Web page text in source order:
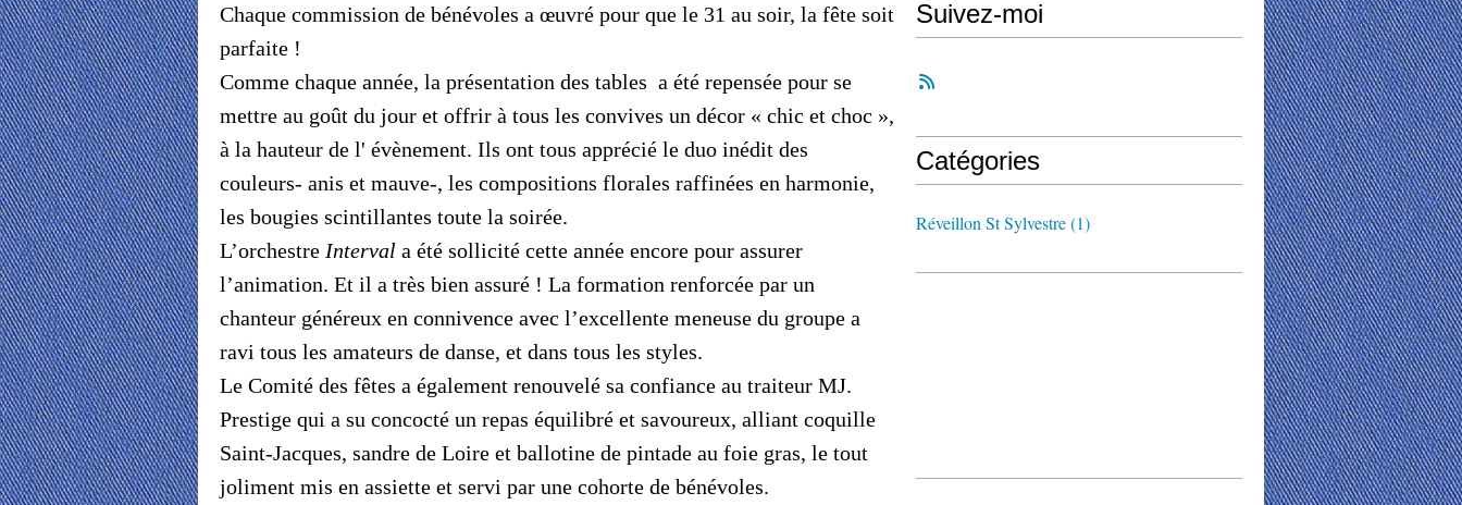
Chaque commission de bénévoles a œuvré pour que le 31 au soir, la fête soit
parfaite !
Comme chaque année, la présentation des tables a été repensée pour se
mettre au goût du jour et offrir à tous les convives un décor « chic et choc »,
à la hauteur de l' évènement. Ils ont tous apprécié le duo inédit des
couleurs- anis et mauve-, les compositions florales raffinées en harmonie,
les bougies scintillantes toute la soirée.
L’orchestre Interval a été sollicité cette année encore pour assurer
l’animation. Et il a très bien assuré ! La formation renforcée par un
chanteur généreux en connivence avec l’excellente meneuse du groupe a
ravi tous les amateurs de danse, et dans tous les styles.
Le Comité des fêtes a également renouvelé sa confiance au traiteur MJ.
Prestige qui a su concocté un repas équilibré et savoureux, alliant coquille
Saint-Jacques, sandre de Loire et ballotine de pintade au foie gras, le tout
joliment mis en assiette et servi par une cohorte de bénévoles.
Suivez-moi
Catégories
Réveillon St Sylvestre(1)